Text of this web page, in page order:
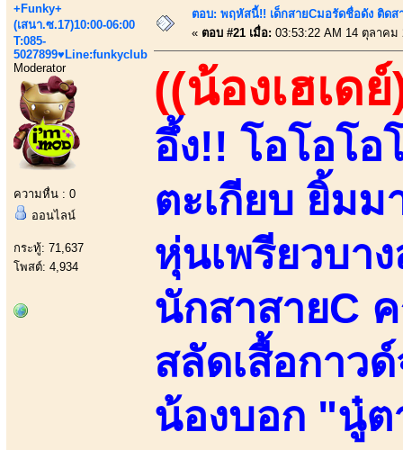
+Funky+
(เสนา.ซ.17)10:00-06:00
T:085-
5027899♥Line:funkyclub
Moderator
ความหื่น : 0
ออนไลน์
กระทู้: 71,637
โพสต์: 4,934
ตอบ: พฤหัสนี้!! เด็กสายCมอรัดชื่อดัง ติดส
« ตอบ #21 เมื่อ: 03:53:22 AM 14 ตุลาคม
((น้องเฮเด
อึ้ง!! โอโอโ
ตะเกียบ ยิ้ม
หุ่นเพรียวบา
นักสาสายC
สลัดเสื้อกาว
น้องบอก "นู๋ต